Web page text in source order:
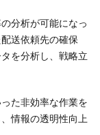
分析が可能になっ
送依頼先の確保
を分析し、戦略立
た非効率な作業を
情報の透明性向上